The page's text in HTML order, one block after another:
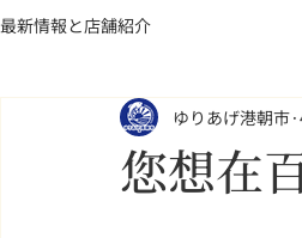
最新情報と店舗紹介
您想在
ゆりあげ港朝市